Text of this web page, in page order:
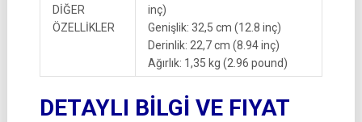
DİĞER
ÖZELLİKLER
inç)
Genişlik: 32,5 cm (12.8 inç)
Derinlik: 22,7 cm (8.94 inç)
Ağırlık: 1,35 kg (2.96 pound)
DETAYLI BİLGİ VE FIYAT